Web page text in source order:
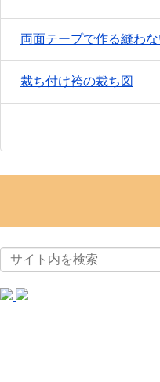
両面テープで作る縫わ
裁ち付け袴の裁ち図